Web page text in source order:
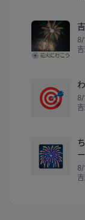
8/
🎯
8/
🎆
ー